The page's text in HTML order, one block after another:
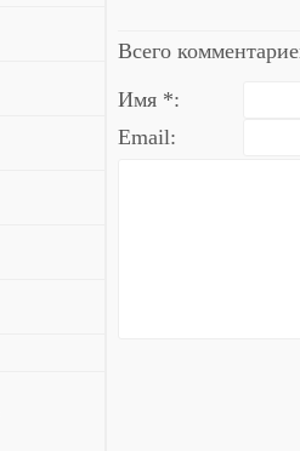
Всего
Имя *:
Email: